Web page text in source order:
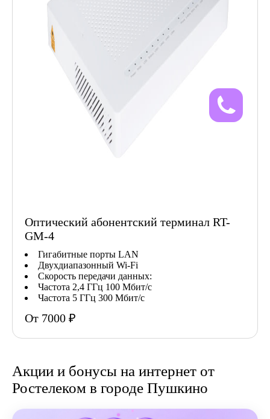
Оптический абонентский терминал RT-
GM-4
Гигабитные порты LAN
Двухдиапазонный Wi-Fi
Скорость передачи данных:
Частота 2,4 ГГц 100 Мбит/с
Частота 5 ГГц 300 Мбит/с
От 7000 ₽
Акции и бонусы на интернет от
Ростелеком в городе Пушкино